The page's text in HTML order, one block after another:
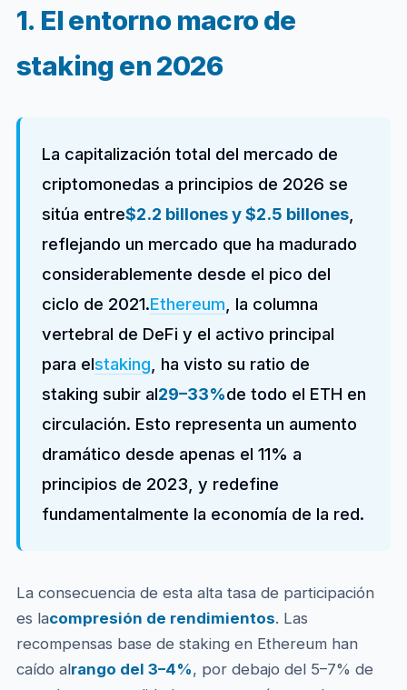
1. El entorno macro de
staking en 2026
La capitalización total del mercado de
criptomonedas a principios de 2026 se
sitúa entre$2.2 billones y $2.5 billones,
reflejando un mercado que ha madurado
considerablemente desde el pico del
ciclo de 2021.Ethereum , la columna
vertebral de DeFi y el activo principal
para elstaking , ha visto su ratio de
staking subir al29–33%de todo el ETH en
circulación. Esto representa un aumento
dramático desde apenas el 11% a
principios de 2023, y redefine
fundamentalmente la economía de la red.
La consecuencia de esta alta tasa de participación
es lacompresión de rendimientos. Las
recompensas base de staking en Ethereum han
caído alrango del 3–4%, por debajo del 5–7% de